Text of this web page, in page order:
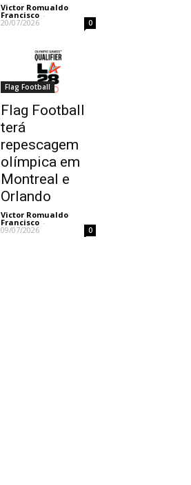
Victor Romualdo
Francisco -
20/07/2026 0
Flag Football
Flag Football
terá
repescagem
olímpica em
Montreal e
Orlando
Victor Romualdo
Francisco -
09/07/2026 0